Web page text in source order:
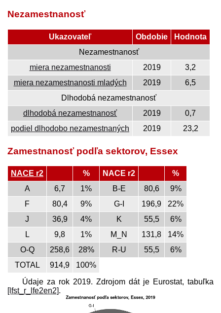
Nezamestnanosť
Ukazovateľ Obdobie
Hodnota
Nezamestnanosť
miera nezamestnanosti
2019
3,2
miera nezamestnanosti mladých
2019
6,5
Dlhodobá nezamestnanosť
dlhodobá nezamestnanosť
2019
0,7
podiel dlhodobo nezamestnaných
2019 23,2
Zamestnanosť podľa sektorov, Essex
NACE r2 % NACE r2
%
A
6,7 1% B-E 80,6
9%
F
80,4 9% G-I 196,9
22%
J
36,9 4% K 55,5
6%
L
9,8 1% M_N 131,8
14%
O-Q
258,6 28% R-U 55,5
6%
TOTAL
914,9
100%
Údaje za rok 2019. Zdrojom dát je Eurostat, tabuľka
[lfst_r_lfe2en2].